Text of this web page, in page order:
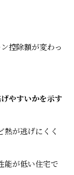
控除額が変わっ
やすいかを示す
熱が逃げにくく
能が低い住宅で